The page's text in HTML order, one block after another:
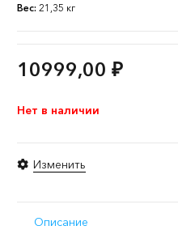
Вес: 21,35 кг
10999,00 ₽
Нет в наличии
Изменить
Описание